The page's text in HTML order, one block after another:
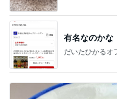
有名なのかな
だいたひかるオ